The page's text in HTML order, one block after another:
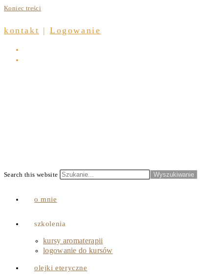
Koniec treści
kontakt |Logowanie
Search this website Wyszukiwanie
o mnie
szkolenia
kursy aromaterapii
logowanie do kursów
olejki eteryczne